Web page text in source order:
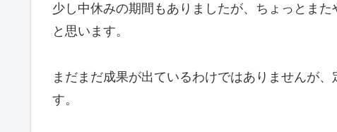
少し中休みの期間もありましたが、ちょっとま
と思います。
まだまだ成果が出ているわけではありませんが
す。